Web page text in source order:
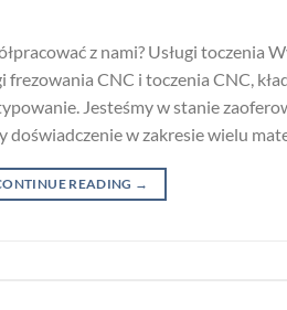
z nami? Usługi toczenia
CNC i toczenia CNC,
Jesteśmy w stanie
doświadczenie w zakresie wielu
READING →